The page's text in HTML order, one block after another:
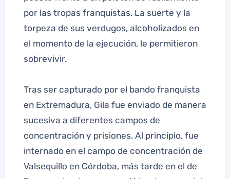
por las tropas franquistas. La suerte y la
torpeza de sus verdugos, alcoholizados en
el momento de la ejecución, le permitieron
sobrevivir.
Tras ser capturado por el bando franquista
en Extremadura, Gila fue enviado de manera
sucesiva a diferentes campos de
concentración y prisiones. Al principio, fue
internado en el campo de concentración de
Valsequillo en Córdoba, más tarde en el de